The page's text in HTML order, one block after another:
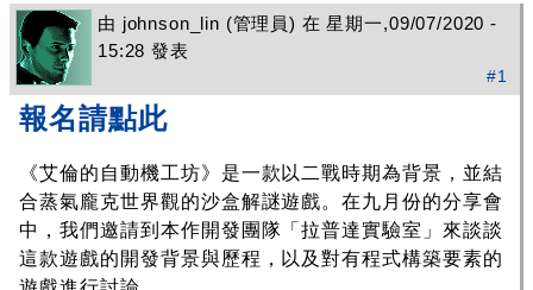
由 johnson_lin (管理員) 在 星期一,09/07/2020 -
15:28 發表
#1
報名請點此
《艾倫的自動機工坊》是一款以二戰時期為背景，並結
合蒸氣龐克世界觀的沙盒解謎遊戲。在九月份的分享會
中，我們邀請到本作開發團隊「拉普達實驗室」來談談
這款遊戲的開發背景與歷程，以及對有程式構築要素的